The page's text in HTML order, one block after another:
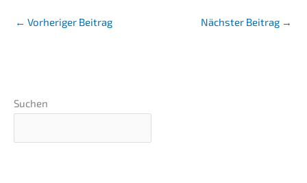
← Vorheriger Beitrag Nächster Beitrag →
Suchen